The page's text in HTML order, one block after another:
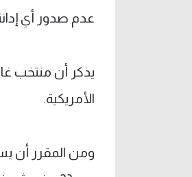
عدم صدور أي
يذكر أن منتخب
الأمريكية.
ومن المقرر أن